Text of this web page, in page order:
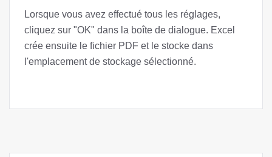
Lorsque vous avez effectué tous les réglages,
cliquez sur "OK" dans la boîte de dialogue. Excel
crée ensuite le fichier PDF et le stocke dans
l'emplacement de stockage sélectionné.